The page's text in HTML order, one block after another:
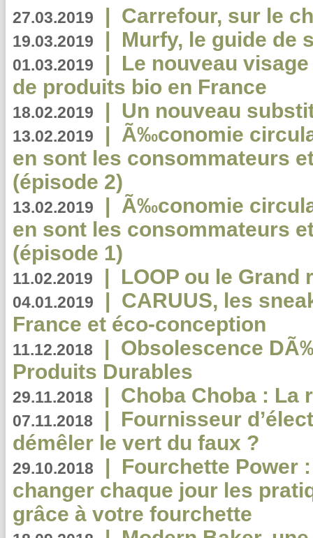
27.03.2019 | Carrefour, sur le
19.03.2019 | Murfy, le guide de
01.03.2019 | Le nouveau
de produits bio en France
18.02.2019 | Un nouveau
13.02.2019 | Ã‰conomie
en sont les consommateurs
(épisode 2)
13.02.2019 | Ã‰conomie
en sont les consommateurs
(épisode 1)
11.02.2019 | LOOP ou le Grand
04.01.2019 | CARUUS, les
France et éco-conception
11.12.2018 | Obsolescence
Produits Durables
29.11.2018 | Choba Choba : La
07.11.2018 | Fournisseur
démêler le vert du faux ?
29.10.2018 | Fourchette Power
changer chaque jour les
grâce à votre fourchette